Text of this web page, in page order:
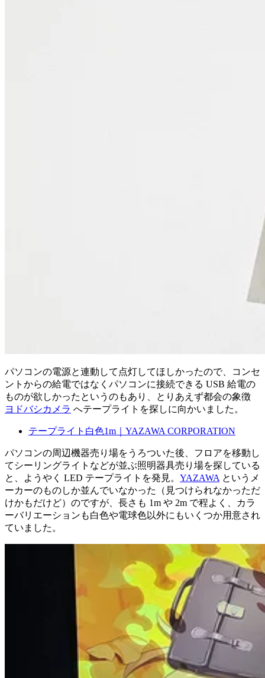
パソコンの電源と連動して点灯してほしかったので、コンセ
ントからの給電ではなくパソコンに接続できる USB 給電の
ものが欲しかったというのもあり、とりあえず都会の象徴
ヨドバシカメラ へテープライトを探しに向かいました。
テープライト白色1m｜YAZAWA CORPORATION
パソコンの周辺機器売り場をうろついた後、フロアを移動し
てシーリングライトなどが並ぶ照明器具売り場を探している
と、ようやく LED テープライトを発見。 YAZAWA というメ
ーカーのものしか並んでいなかった（見つけられなかっただ
けかもだけど）のですが、長さも 1m や 2m で程よく、カラ
ーバリエーションも白色や電球色以外にもいくつか用意され
ていました。